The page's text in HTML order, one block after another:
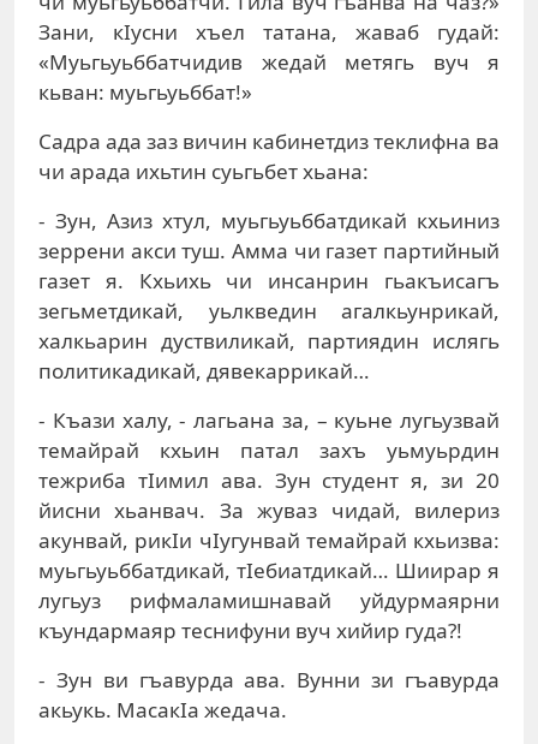
Зани, кIусни хъел татана, жаваб гудай:
«Муьгьуьббатчидив жедай метягь вуч я
кьван: муьгьуьббат!»
Садра ада заз вичин кабинетдиз теклифна ва
чи арада ихьтин суьгьбет хьана:
- Зун, Азиз хтул, муьгьуьббатдикай кхьиниз
зеррени акси туш. Амма чи газет партийный
газет я. Кхьихь чи инсанрин гьакъисагъ
зегьметдикай, уьлкведин агалкьунрикай,
халкьарин дуствиликай, партиядин ислягь
политикадикай, дявекаррикай…
- Къази халу, - лагьана за, – куьне лугьузвай
темайрай кхьин патал захъ уьмуьрдин
тежриба тIимил ава. Зун студент я, зи 20
йисни хьанвач. За жуваз чидай, вилериз
акунвай, рикIи чIугунвай темайрай кхьизва:
муьгьуьббатдикай, тIебиатдикай… Шиирар я
лугьуз рифмаламишнавай уйдурмаярни
къундармаяр теснифуни вуч хийир гуда?!
- Зун ви гъавурда ава. Вунни зи гъавурда
акьукь. МасакIа жедача.